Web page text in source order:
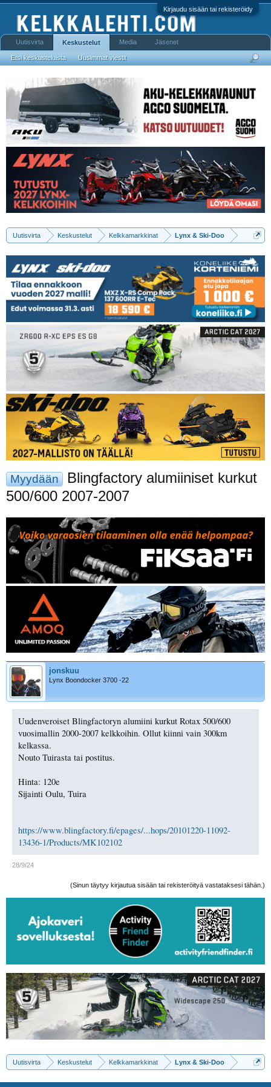
Kirjaudu sisään tai rekisteröidy
Uutisvirta Keskustelut Kelkkamarkkinat Lynx & Ski-Doo
Myydään
Blingfactory alumiiniset kurkut
500/600 2007-2007
jonskuu
Lynx Boondocker 3700 -22
Uudenveroiset Blingfactoryn alumiini kurkut Rotax 500/600
vuosimallin 2000-2007 kelkkoihin. Ollut kiinni vain 300km
kelkassa.
Nouto Tuirasta tai postitus.
Hinta: 120e
Sijainti Oulu, Tuira
https://www.blingfactory.fi/epages/...hops/20101220-11092-
13436-1/Products/MK102102
28/9/24
(Sinun täytyy kirjautua sisään tai rekisteröityä vastataksesi tähän.)
Uutisvirta Keskustelut Kelkkamarkkinat Lynx & Ski-Doo
Uutisvirta Keskustelut
Etsi keskusteluista Uusimmat viestit
Media Jäsenet